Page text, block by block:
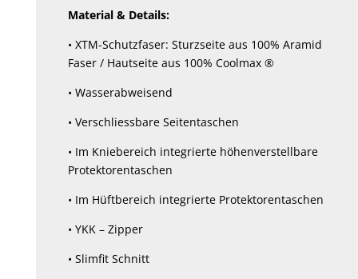
Material & Details:
• XTM-Schutzfaser: Sturzseite aus 100% Aramid
Faser / Hautseite aus 100% Coolmax ®
• Wasserabweisend
• Verschliessbare Seitentaschen
• Im Kniebereich integrierte höhenverstellbare
Protektorentaschen
• Im Hüftbereich integrierte Protektorentaschen
• YKK – Zipper
• Slimfit Schnitt